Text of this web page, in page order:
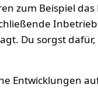
zum Beispiel das
Du sorgst dafür,
Entwicklungen